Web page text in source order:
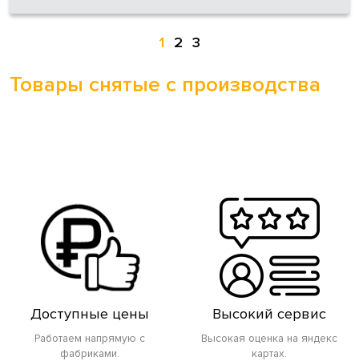
1 2 3
Товары снятые с производства
Доступные цены
Работаем напрямую с
фабриками.
Высокий сервис
Высокая оценка на яндекс
картах.